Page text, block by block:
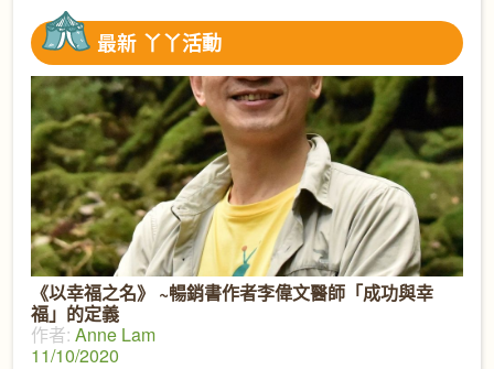
最新 丫丫活動
《以幸福之名》 ~暢銷書作者李偉文醫師「成功與幸
福」的定義
作者: Anne Lam
11/10/2020